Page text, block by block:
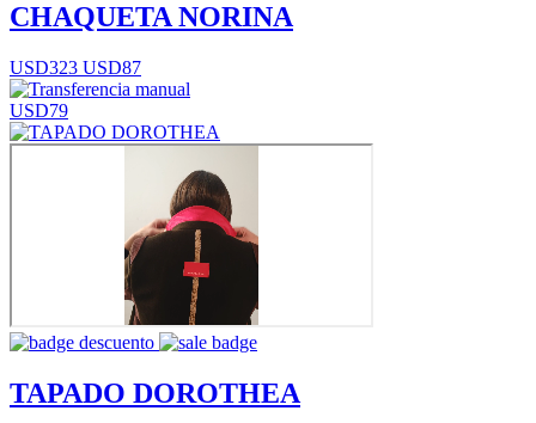
CHAQUETA NORINA
USD323 USD87
USD79
TAPADO DOROTHEA